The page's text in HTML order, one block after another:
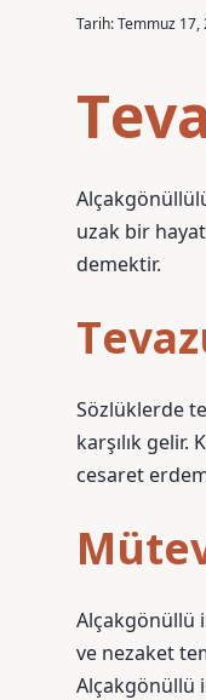
Tarih: Temmuz 17,
uzak bir
demektir.
Sözlüklerde
karşılık
cesaret
Alçakgönüllü
ve nezaket
Alçakgönüllü